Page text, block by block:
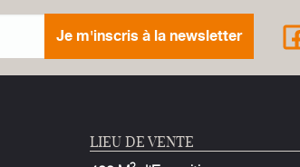
Je m'inscris à la newsletter
LIEU DE VENTE